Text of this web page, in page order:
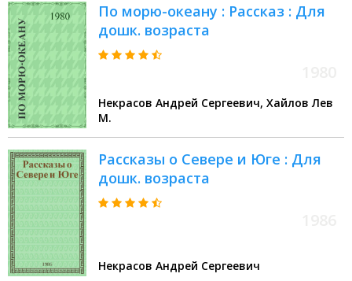
По морю-океану : Рассказ : Для
дошк. возраста
Некрасов Андрей Сергеевич, Хайлов Лев
М.
Рассказы о Севере и Юге : Для
дошк. возраста
Некрасов Андрей Сергеевич